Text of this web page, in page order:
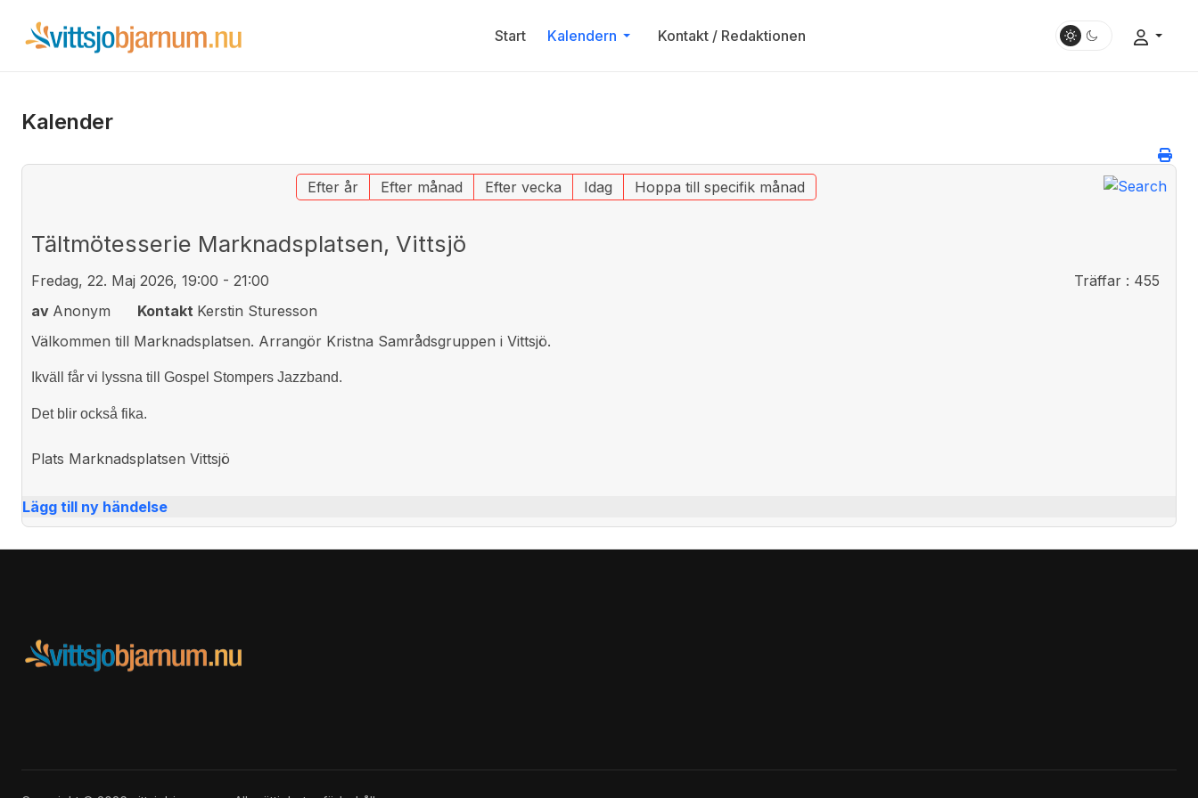
Start Kalendern Kontakt / Redaktionen
Kalender
Efter år Efter månad Efter vecka Idag Hoppa till specifik månad
Tältmötesserie Marknadsplatsen, Vittsjö
Fredag, 22. Maj 2026, 19:00 - 21:00 Träffar : 455
av Anonym Kontakt Kerstin Sturesson
Välkommen till Marknadsplatsen. Arrangör Kristna Samrådsgruppen i Vittsjö.
Ikväll får vi lyssna till Gospel Stompers Jazzband.
Det blir också fika.
Plats Marknadsplatsen Vittsjö
Lägg till ny händelse